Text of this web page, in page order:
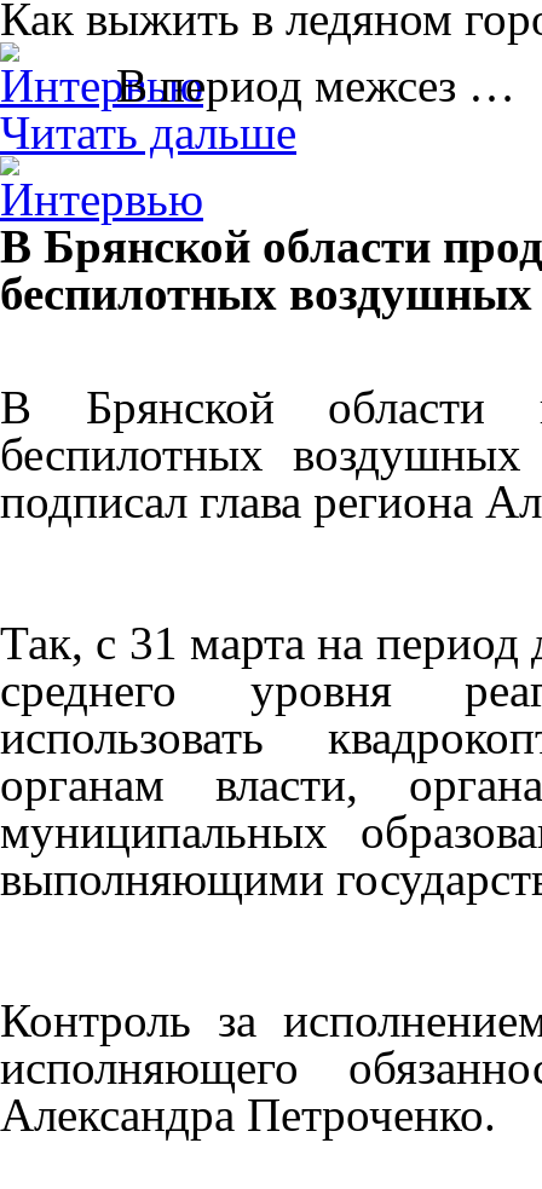
Как выжить в ледяном
В период межсез …
Читать дальше
В Брянской области
беспилотных воздушных
В Брянской области
беспилотных
подписал глава региона
Так, с 31 марта на период
среднего уровня
использовать
органам власти,
муниципальных
выполняющими
Контроль за
исполняющего
Александра Петроченко.